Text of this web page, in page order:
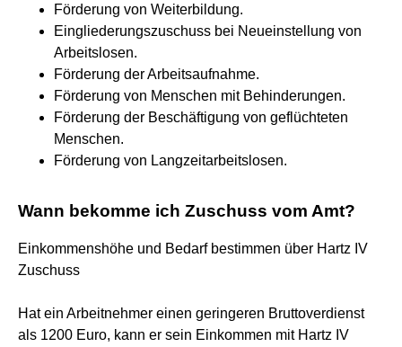
Förderung von Weiterbildung.
Eingliederungszuschuss bei Neueinstellung von
Arbeitslosen.
Förderung der Arbeitsaufnahme.
Förderung von Menschen mit Behinderungen.
Förderung der Beschäftigung von geflüchteten
Menschen.
Förderung von Langzeitarbeitslosen.
Wann bekomme ich Zuschuss vom Amt?
Einkommenshöhe und Bedarf bestimmen über Hartz IV
Zuschuss
Hat ein Arbeitnehmer einen geringeren Bruttoverdienst
als 1200 Euro, kann er sein Einkommen mit Hartz IV